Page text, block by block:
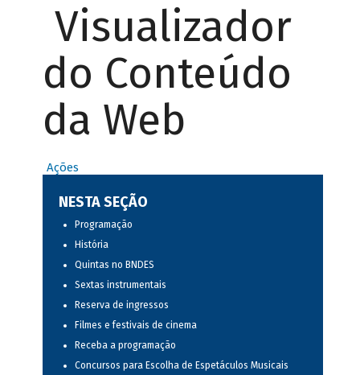
Visualizador
do Conteúdo
da Web
Ações
NESTA SEÇÃO
Programação
História
Quintas no BNDES
Sextas instrumentais
Reserva de ingressos
Filmes e festivais de cinema
Receba a programação
Concursos para Escolha de Espetáculos Musicais